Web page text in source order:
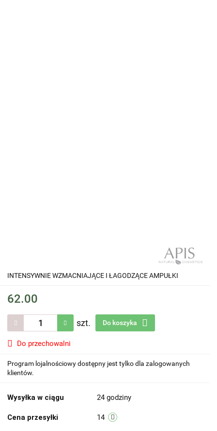
INTENSYWNIE WZMACNIAJĄCE I ŁAGODZĄCE AMPUŁKI
62.00
szt. Do koszyka
Do przechowalni
Program lojalnościowy dostępny jest tylko dla zalogowanych
klientów.
Wysyłka w ciągu 24 godziny
Cena przesyłki 14